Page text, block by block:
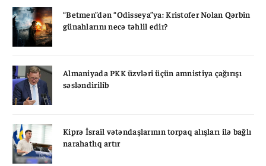
“Betmen”dən “Odisseya”ya: Kristofer Nolan Qərbin
günahlarını necə təhlil edir?
Almaniyada PKK üzvləri üçün amnistiya çağırışı
səsləndirilib
Kiprə İsrail vətəndaşlarının torpaq alışları ilə bağlı
narahatlıq artır